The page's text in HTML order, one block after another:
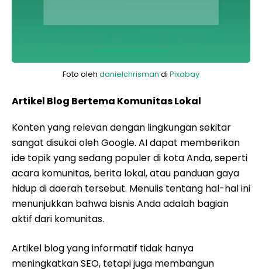
Foto oleh danielchrisman di Pixabay
Artikel Blog Bertema Komunitas Lokal
Konten yang relevan dengan lingkungan sekitar
sangat disukai oleh Google. AI dapat memberikan
ide topik yang sedang populer di kota Anda, seperti
acara komunitas, berita lokal, atau panduan gaya
hidup di daerah tersebut. Menulis tentang hal-hal ini
menunjukkan bahwa bisnis Anda adalah bagian
aktif dari komunitas.
Artikel blog yang informatif tidak hanya
meningkatkan SEO, tetapi juga membangun